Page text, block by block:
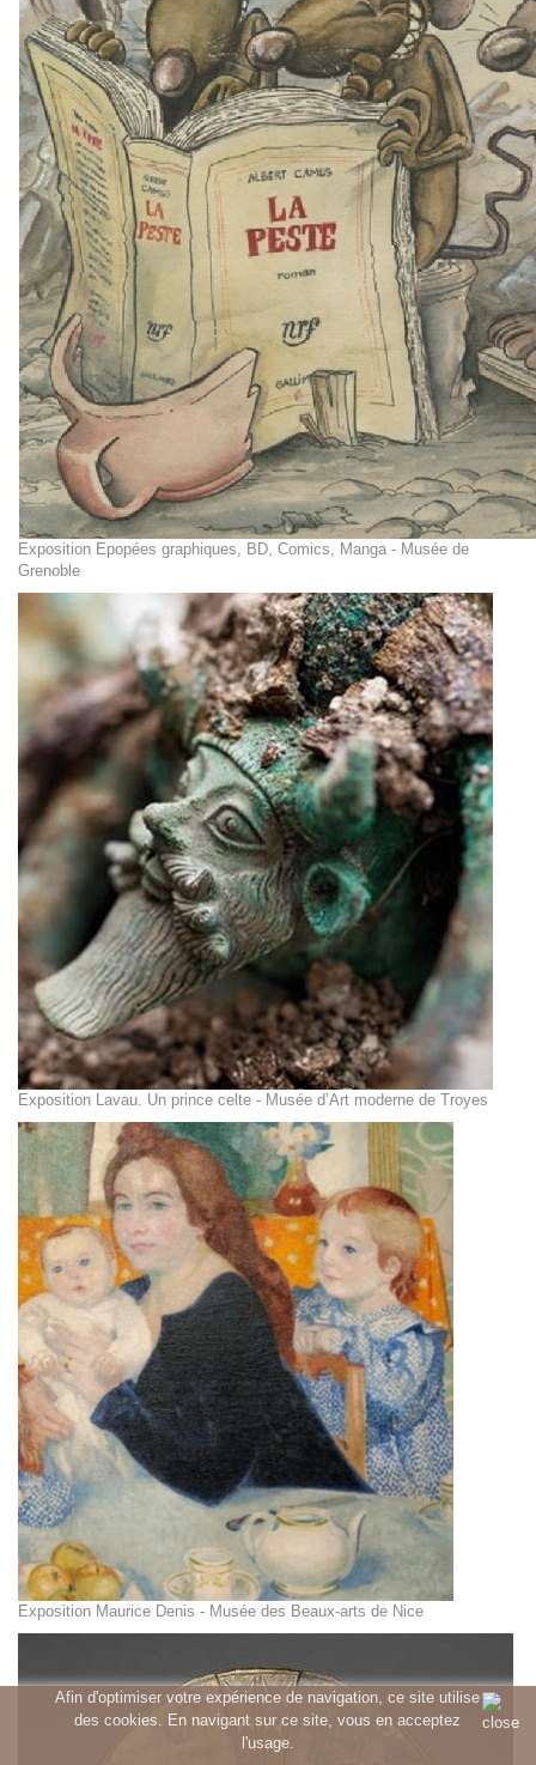
Afin d'optimiser votre expérience de navigation, ce site utilise
des cookies. En navigant sur ce site, vous en acceptez
l'usage.
Exposition Epopées graphiques, BD, Comics, Manga - Musée de
Grenoble
Exposition Lavau. Un prince celte - Musée d’Art moderne de Troyes
Exposition Maurice Denis - Musée des Beaux-arts de Nice